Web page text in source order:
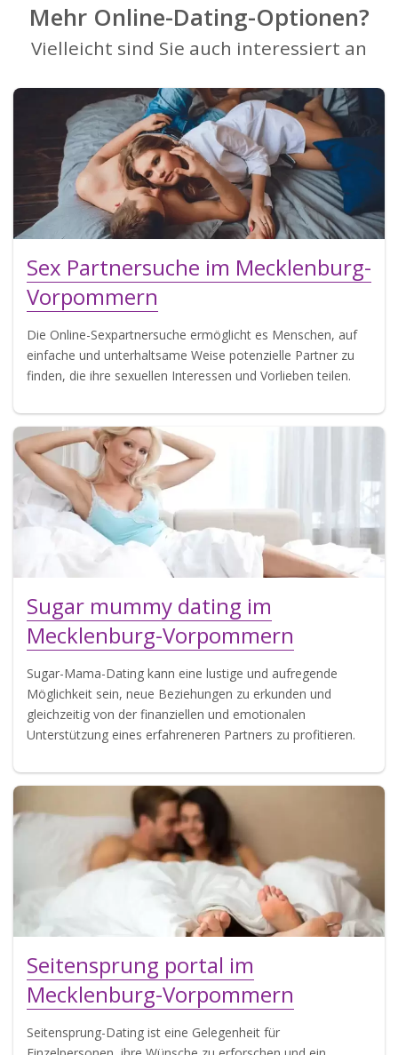
Mehr Online-Dating-Optionen?
Vielleicht sind Sie auch interessiert an
Sex Partnersuche im Mecklenburg-
Vorpommern
Die Online-Sexpartnersuche ermöglicht es Menschen, auf
einfache und unterhaltsame Weise potenzielle Partner zu
finden, die ihre sexuellen Interessen und Vorlieben teilen.
Sugar mummy dating im
Mecklenburg-Vorpommern
Sugar-Mama-Dating kann eine lustige und aufregende
Möglichkeit sein, neue Beziehungen zu erkunden und
gleichzeitig von der finanziellen und emotionalen
Unterstützung eines erfahreneren Partners zu profitieren.
Seitensprung portal im
Mecklenburg-Vorpommern
Seitensprung-Dating ist eine Gelegenheit für